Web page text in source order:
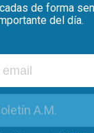
de forma
del día.
A.M.